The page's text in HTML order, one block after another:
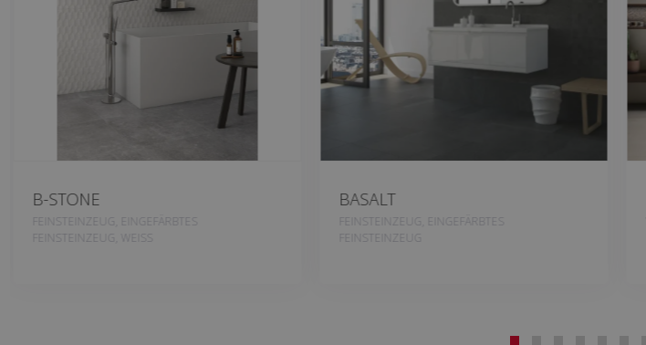
B-STONE
FEINSTEINZEUG, EINGEFÄRBTES
FEINSTEINZEUG, WEISS
BASALT
FEINSTEINZEUG, EINGEFÄRBTES
FEINSTEINZEUG